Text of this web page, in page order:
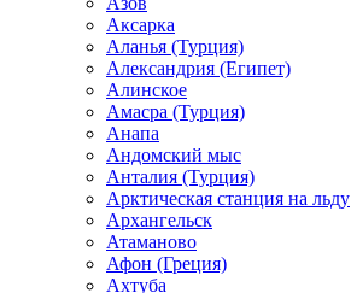
Аксарка
Аланья (Турция)
Александрия (Египет)
Алинское
Амасра (Турция)
Анапа
Андомский мыс
Анталия (Турция)
Арктическая станция на льду
Архангельск
Атаманово
Афон (Греция)
Ахтуба